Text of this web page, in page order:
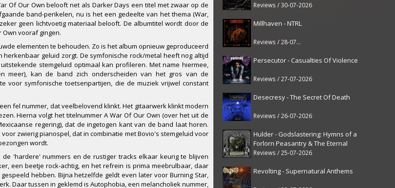
Reviews / 30-07-2026
Millhaven - NTRL
Reviews / 28-07-2026
Persecutor - Casualties Of Violence
Reviews / 27-07-2026
Desecresy - The Secret Of Death
Reviews / 26-07-2026
Hulder - Godslastering: Hymns of a
Forlorn Peasantry & The Eternal
Fanfare [reissue]
Reviews / 25-07-2026
Revolting - Supernatural Anthems
Of Our Own belooft net als Darker Days een titel met zwaar op de
band-perikelen, nu is het een gedeelte van het thema (War,
geen lichtvoetig materiaal belooft. De albumtitel wordt door de
vooraf gingen.
elementen te behouden. Zo is het album opnieuw geproduceerd
geluid zorgt. De symfonische rock/metal heeft nog altijd
stemgeluid optimaal kan profileren. Met name hiermee,
meer), kan de band zich onderscheiden van het gros van de
voor symfonische toetsenpartijen, die de muziek vrijwel constant
fel nummer, dat veelbelovend klinkt. Het gitaarwerk klinkt modern
Hierna volgt het titelnummer A War Of Our Own (over het uit de
regering), dat de ingetogen kant van de band laat horen.
zwierig pianospel, dat in combinatie met Bovio's stemgeluid voor
wordt.
'hardere' nummers en de rustiger tracks elkaar keurig te blijven
een beetje rock-achtig, en het refrein is prima meebrulbaar, daar
hebben. Bijna hetzelfde geldt even later voor Burning Star,
Daar tussen in geklemd is Autophobia, een melancholiek nummer,